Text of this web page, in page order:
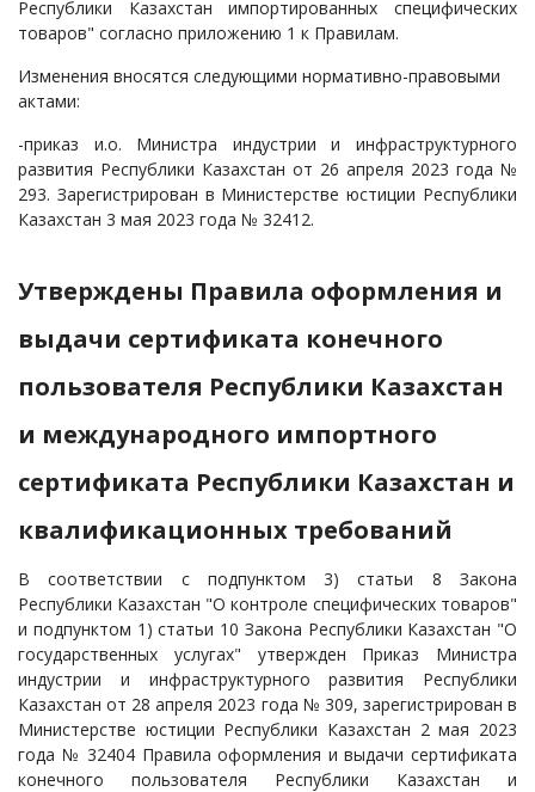
Республики Казахстан импортированных специфических
товаров" согласно приложению 1 к Правилам.
Изменения вносятся следующими нормативно-правовыми
актами:
-приказ и.о. Министра индустрии и инфраструктурного
развития Республики Казахстан от 26 апреля 2023 года №
293. Зарегистрирован в Министерстве юстиции Республики
Казахстан 3 мая 2023 года № 32412.
Утверждены Правила оформления и
выдачи сертификата конечного
пользователя Республики Казахстан
и международного импортного
сертификата Республики Казахстан и
квалификационных требований
В соответствии с подпунктом 3) статьи 8 Закона
Республики Казахстан "О контроле специфических товаров"
и подпунктом 1) статьи 10 Закона Республики Казахстан "О
государственных услугах" утвержден Приказ Министра
индустрии и инфраструктурного развития Республики
Казахстан от 28 апреля 2023 года № 309, зарегистрирован в
Министерстве юстиции Республики Казахстан 2 мая 2023
года № 32404 Правила оформления и выдачи сертификата
конечного пользователя Республики Казахстан и